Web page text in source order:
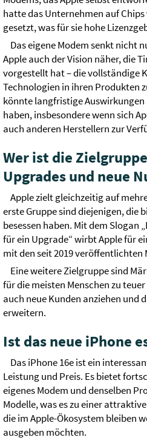
hatte das Unternehmen auf
gesetzt, was für sie hohe
Das eigene Modem senkt nicht
Apple auch der Vision näher, die
vorgestellt hat – die vollständige
Technologien in ihren Produkten
könnte langfristige
haben, insbesondere wenn sich
auch anderen Herstellern zur
Wer ist die
Upgrades und neue
Apple zielt gleichzeitig auf
erste Gruppe sind diejenigen, die
besessen haben. Mit dem Slogan
für ein Upgrade“ wirbt Apple für
mit den seit 2019 veröffentlichten
Eine weitere Zielgruppe sind
für die meisten Menschen zu
auch neue Kunden anziehen und
erweitern.
Ist das neue iPhone
Das iPhone 16e ist ein
Leistung und Preis. Es bietet
eigenes Modem und denselben
Modelle, was es zu einer
die im Apple-Ökosystem bleiben
ausgeben möchten.